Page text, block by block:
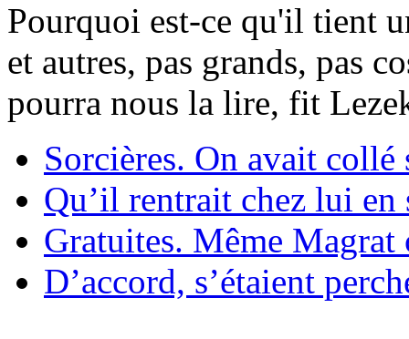
Pourquoi est-ce qu'il tient
et autres, pas grands, pas
pourra nous la lire, fit
Sorcières. On avait collé
Qu’il rentrait chez lui en
Gratuites. Même Magrat
D’accord, s’étaient